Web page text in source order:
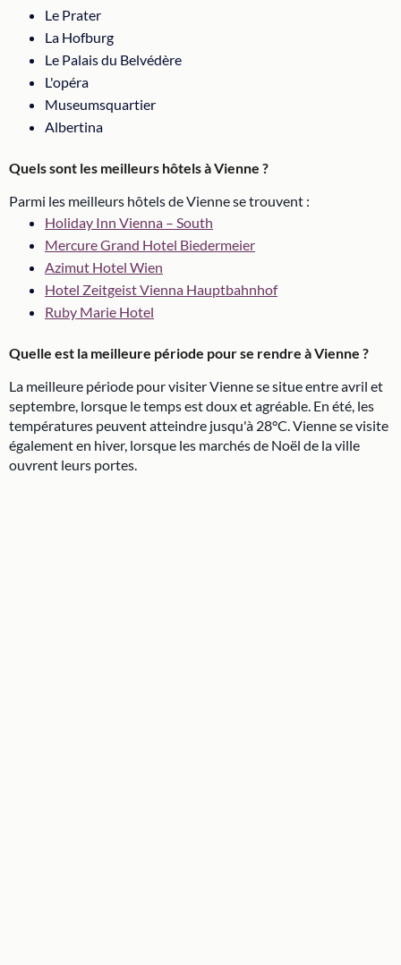
Le Prater
La Hofburg
Le Palais du Belvédère
L'opéra
Museumsquartier
Albertina
Quels sont les meilleurs hôtels à Vienne ?
Parmi les meilleurs hôtels de Vienne se trouvent :
Holiday Inn Vienna – South
Mercure Grand Hotel Biedermeier
Azimut Hotel Wien
Hotel Zeitgeist Vienna Hauptbahnhof
Ruby Marie Hotel
Quelle est la meilleure période pour se rendre à Vienne ?
La meilleure période pour visiter Vienne se situe entre avril et
septembre, lorsque le temps est doux et agréable. En été, les
températures peuvent atteindre jusqu'à 28°C. Vienne se visite
également en hiver, lorsque les marchés de Noël de la ville
ouvrent leurs portes.